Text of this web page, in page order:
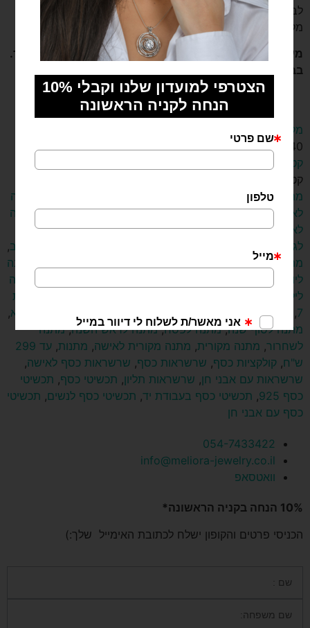
לבחור כתובת בה את נמצאת בשעות אלה (לדוגמה, כתובת
מקום העבודה שלך)
מעוניינת במשלוח לחו”ל או משלוח יותר מהיר? נשמח לעזור.
בבקשה צרי איתנו קשר.
מק"ט
MN-40040
קטגוריות
קטגוריות:
מתנה לאישה
מתנה
לאישה בת 50
,מתנה לאישה בת 60 ,מתנה לאישה דתיה,מתנה
לאמא
,מתנה לבת,מתנה לבת זוג,מתנה לבת מצווה,מתנה
לגננת
מתנה לטו באב,
מתנה ליום האהבה
מתנה
ליום הולדת 40
מתנה
לילדה
מתנה לילדה בת
7
, מתנה לילדה בת 8 מתנה לסבתא,
מתנה לסוף שנה,מתנה לפסח,מתנה לראש השנה,מתנה
לשחרור, מתנה מקורית, מתנה מקורית לאישה, מתנות,
עד 299
ש"ח, קולקציות כסף, שרשראות כסף, שרשראות כסף לאישה,
שרשראות עם אבני חן, שרשראות תליון, תכשיטי כסף, תכשיטי
כסף 925
, תכשיטי כסף בעבודת יד, תכשיטי כסף לנשים, תכשיטי
כסף עם אבני חן
054-7433422
info@meliora-jewelry.co.il
וואטסאפ
10% הנחה בקניה הראשונה*
הכניסי פרטים והקופון ישלח לכתובת האימייל שלך:)